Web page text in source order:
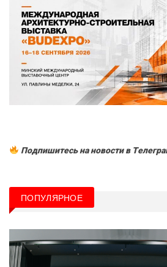
Подпишитесь на новости в
ПОПУЛЯРНОЕ